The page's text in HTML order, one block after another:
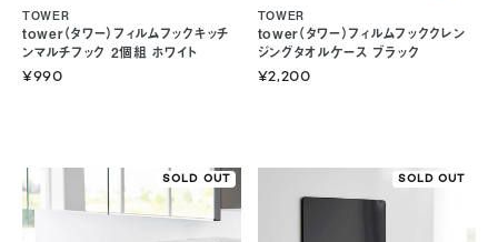
tower（タワー）フィルムフックキッチ
ンマルチフック 2個組 ホワイト
TOWER
¥990
tower（タワー）フィルムフッククレン
ジングタオルケース ブラック
TOWER
¥2,200
SOLD OUT SOLD OUT